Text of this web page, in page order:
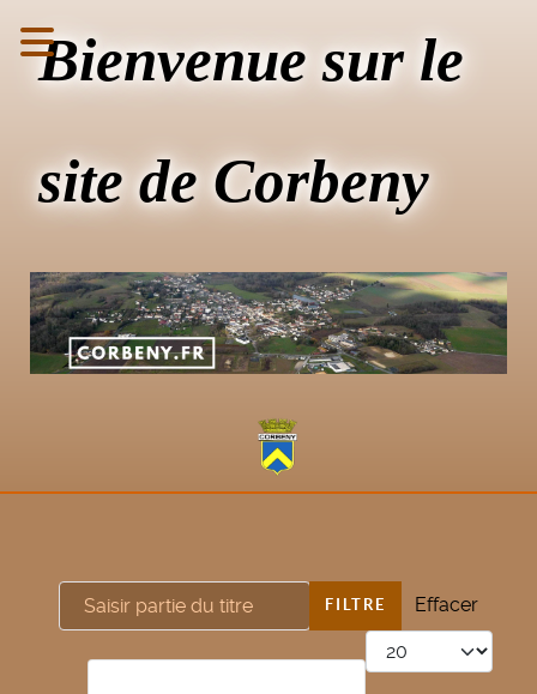
Bienvenue sur le
site de Corbeny
Saisir partie du titre FILTRE
Effacer
Afficher #